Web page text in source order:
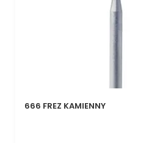
666 FREZ KAMIENNY